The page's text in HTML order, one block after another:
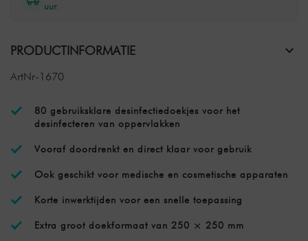
uur.
PRODUCTINFORMATIE
ArtNr-1670
80 gebruiksklare desinfectiedoekjes voor het
desinfecteren van oppervlakken
Vooraf doordrenkt en direct klaar voor gebruik
Ook geschikt voor medische en cosmetische apparaten
Korte inwerktijden voor een snelle toepassing
Extra groot doekformaat van 250 × 250 mm